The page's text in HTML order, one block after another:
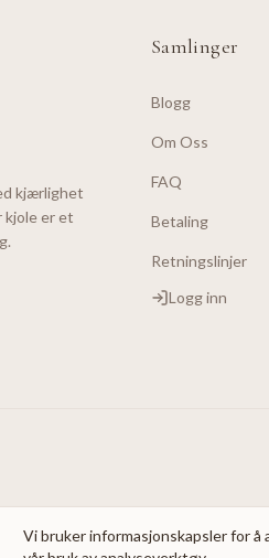
Vi bruker informasjonskapsler for
kjærlighet
kjole er et
Samlinger
Blogg
Om Oss
FAQ
Betaling
Retningslinjer
Logg inn